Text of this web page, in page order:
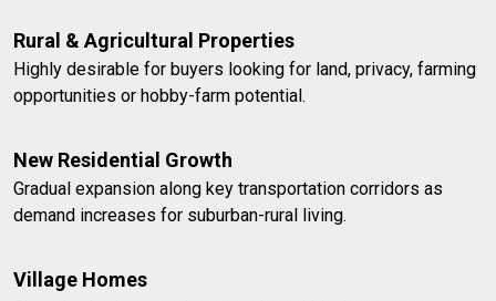
Rural & Agricultural Properties
Highly desirable for buyers looking for land, privacy, farming
opportunities or hobby-farm potential.
New Residential Growth
Gradual expansion along key transportation corridors as
demand increases for suburban-rural living.
Village Homes